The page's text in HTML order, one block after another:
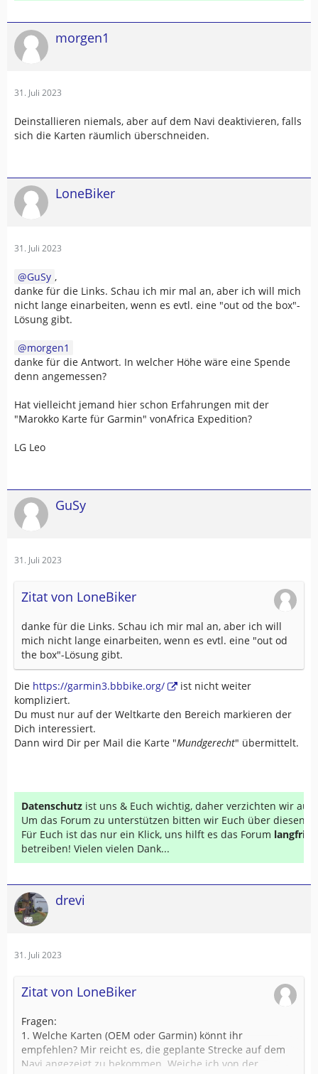
morgen1
31. Juli 2023
Deinstallieren niemals, aber auf dem Navi deaktivieren, falls
sich die Karten räumlich überschneiden.
LoneBiker
31. Juli 2023
GuSy ,
danke für die Links. Schau ich mir mal an, aber ich will mich
nicht lange einarbeiten, wenn es evtl. eine "out od the box"-
Lösung gibt.
morgen1
danke für die Antwort. In welcher Höhe wäre eine Spende
denn angemessen?
Hat vielleicht jemand hier schon Erfahrungen mit der
"Marokko Karte für Garmin" vonAfrica Expedition?
LG Leo
GuSy
31. Juli 2023
Zitat von LoneBiker
danke für die Links. Schau ich mir mal an, aber ich will
mich nicht lange einarbeiten, wenn es evtl. eine "out od
the box"-Lösung gibt.
Die https://garmin3.bbbike.org/
ist nicht weiter
kompliziert.
Du must nur auf der Weltkarte den Bereich markieren der
Dich interessiert.
Dann wird Dir per Mail die Karte "Mundgerecht" übermittelt.
Datenschutz ist uns & Euch wichtig, daher verzichten wir auf
Um das Forum zu unterstützen bitten wir Euch über diesen
Für Euch ist das nur ein Klick, uns hilft es das Forum
betreiben! Vielen vielen Dank...
drevi
31. Juli 2023
Zitat von LoneBiker
Fragen:
1. Welche Karten (OEM oder Garmin) könnt ihr
empfehlen? Mir reicht es, die geplante Strecke auf dem
Navi angezeigt zu bekommen. Weiche ich von der